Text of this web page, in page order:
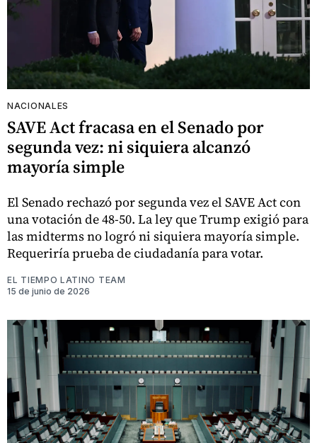
NACIONALES
SAVE Act fracasa en el Senado por
segunda vez: ni siquiera alcanzó
mayoría simple
El Senado rechazó por segunda vez el SAVE Act con
una votación de 48-50. La ley que Trump exigió para
las midterms no logró ni siquiera mayoría simple.
Requeriría prueba de ciudadanía para votar.
EL TIEMPO LATINO TEAM
15 de junio de 2026